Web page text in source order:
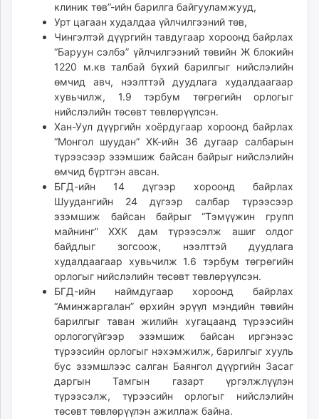
mglradio.com
fact.mn
shuum.mn
times.mn
tvmongolia.mn
unegui.mn
assa.mn
paparazzi.mn
unread.today
клиник төв”-ийн барилга байгууламжууд,
Урт цагаан худалдаа үйлчилгээний төв,
Чингэлтэй дүүргийн тавдугаар хороонд байрлах
“Баруун сэлбэ” үйлчилгээний төвийн Ж блокийн
1220 м.кв талбай бүхий барилгыг нийслэлийн
өмчид авч, нээлттэй дуудлага худалдаагаар
хувьчилж, 1.9 тэрбум төгрөгийн орлогыг
нийслэлийн төсөвт төвлөрүүлсэн.
Хан-Уул дүүргийн хоёрдугаар хороонд байрлах
“Монгол шуудан” ХК-ийн 36 дугаар салбарын
түрээсээр эзэмшиж байсан байрыг нийслэлийн
өмчид бүртгэн авсан.
БГД-ийн 14 дүгээр хороонд байрлах
Шуудангийн 24 дүгээр салбар түрээсээр
эзэмшиж байсан байрыг “Тэмүүжин групп
майнинг” ХХК дам түрээсэлж ашиг олдог
байдлыг зогсоож, нээлттэй дуудлага
худалдаагаар хувьчилж 1.6 тэрбум төгрөгийн
орлогыг нийслэлийн төсөвт төвлөрүүлсэн.
БГД-ийн наймдугаар хороонд байрлах
“Аминжаргалан” өрхийн эрүүл мэндийн төвийн
барилгыг таван жилийн хугацаанд түрээсийн
орлогогүйгээр эзэмшиж байсан иргэнээс
түрээсийн орлогыг нэхэмжилж, барилгыг хууль
бус эзэмшлээс салган Баянгол дүүргийн Засаг
даргын Тамгын газарт үргэлжлүүлэн
түрээсэлж, түрээсийн орлогыг нийслэлийн
төсөвт төвлөрүүлэн ажиллаж байна.